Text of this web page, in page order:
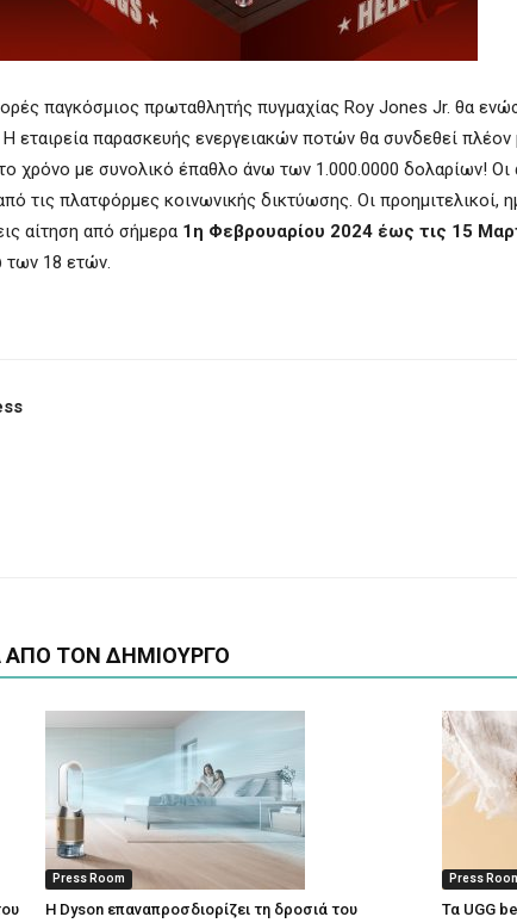
παγκόσμιος πρωταθλητής πυγμαχίας Roy Jones Jr. θα
παρασκευής ενεργειακών ποτών θα συνδεθεί πλέον
χρόνο με συνολικό έπαθλο άνω των 1.000.0000 δολαρίων! Οι
τις πλατφόρμες κοινωνικής δικτύωσης. Οι προημιτελικοί,
αίτηση από σήμερα 1η Φεβρουαρίου 2024 έως τις 15
των 18 ετών.
ΑΠΟ ΤΟΝ ΔΗΜΙΟΥΡΓΟ
Press Room
Η Dyson επαναπροσδιορίζει τη δροσιά του
Press
Τα UGG